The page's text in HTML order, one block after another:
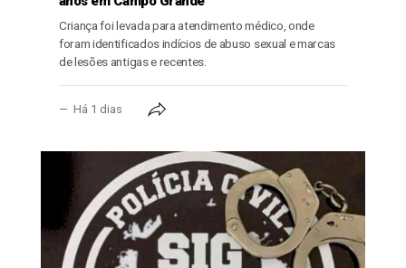
Criança foi levada para atendimento médico, onde
foram identificados indícios de abuso sexual e marcas
de lesões antigas e recentes.
Há 1 dias